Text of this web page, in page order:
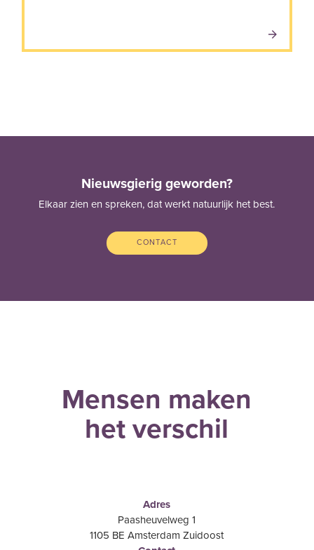
Nieuwsgierig geworden?
Elkaar zien en spreken, dat werkt natuurlijk het best.
CONTACT
Mensen maken
het verschil
Adres
Paasheuvelweg 1
1105 BE Amsterdam Zuidoost